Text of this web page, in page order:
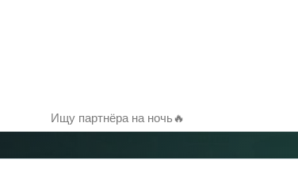
Ищу партнёра на ночь🔥